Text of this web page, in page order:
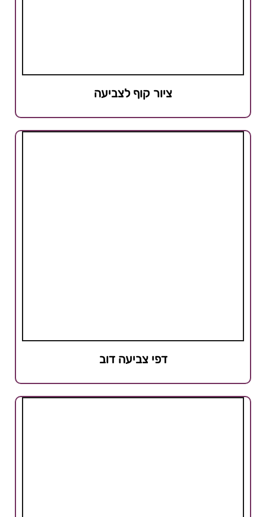
ציור קוף לצביעה
דפי צביעה דוב